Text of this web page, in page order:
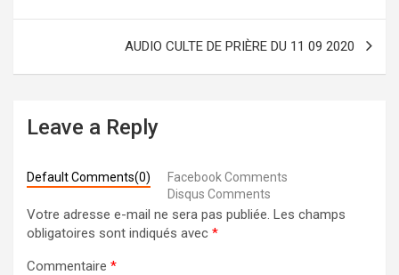
AUDIO CULTE DE PRIÈRE DU 11 09 2020
Leave a Reply
Default Comments(0)
Facebook Comments
Disqus Comments
Votre adresse e-mail ne sera pas publiée. Les champs
obligatoires sont indiqués avec *
Commentaire *